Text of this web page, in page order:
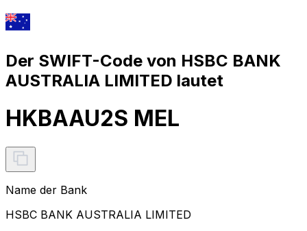
Der SWIFT-Code von HSBC BANK
AUSTRALIA LIMITED lautet
HKBAAU2S MEL
Name der Bank
HSBC BANK AUSTRALIA LIMITED